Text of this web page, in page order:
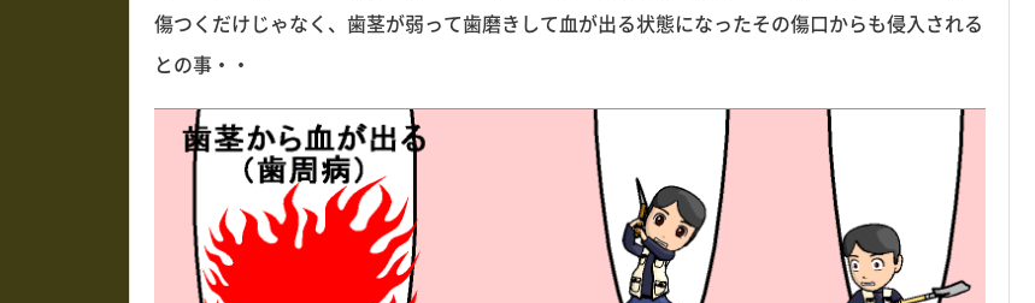
傷つくだけじゃなく、歯茎が弱って歯磨きして血が出る状態になったその傷口からも侵入される
との事・・